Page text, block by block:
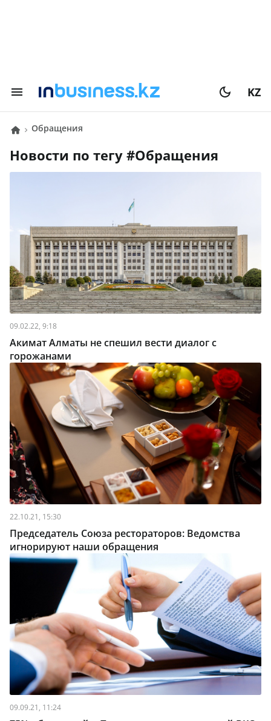
KZ
Обращения
Новости по тегу # Обращения
09.02.22, 9:18
Акимат Алматы не спешил вести диалог с
горожанами
22.10.21, 15:30
Председатель Союза рестораторов: Ведомства
игнорируют наши обращения
09.09.21, 11:24